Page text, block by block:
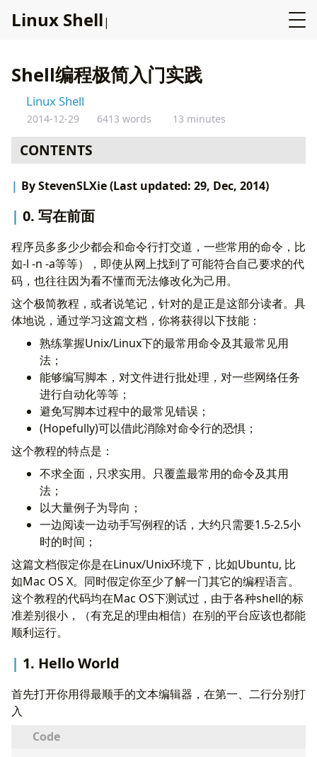
Linux Shell
Shell编程极简入门实践
Linux Shell
2014-12-29 6413 words 13 minutes
CONTENTS
By StevenSLXie (Last updated: 29, Dec, 2014)
0. 写在前面
程序员多多少少都会和命令行打交道，一些常用的命令，比
如-l -n -a等等），即使从网上找到了可能符合自己要求的代
码，也往往因为看不懂而无法修改化为己用。
这个极简教程，或者说笔记，针对的是正是这部分读者。具
体地说，通过学习这篇文档，你将获得以下技能：
熟练掌握Unix/Linux下的最常用命令及其最常见用
法；
能够编写脚本，对文件进行批处理，对一些网络任务
进行自动化等等；
避免写脚本过程中的最常见错误；
(Hopefully)可以借此消除对命令行的恐惧；
这个教程的特点是：
不求全面，只求实用。只覆盖最常用的命令及其用
法；
以大量例子为导向；
一边阅读一边动手写例程的话，大约只需要1.5-2.5小
时的时间；
这篇文档假定你是在Linux/Unix环境下，比如Ubuntu, 比
如Mac OS X。同时假定你至少了解一门其它的编程语言。
这个教程的代码均在Mac OS下测试过，由于各种shell的标
准差别很小，（有充足的理由相信）在别的平台应该也都能
顺利运行。
1. Hello World
首先打开你用得最顺手的文本编辑器，在第一、二行分别打
入